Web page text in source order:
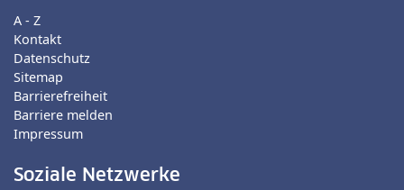
A - Z
Kontakt
Datenschutz
Sitemap
Barrierefreiheit
Barriere melden
Impressum
Soziale Netzwerke